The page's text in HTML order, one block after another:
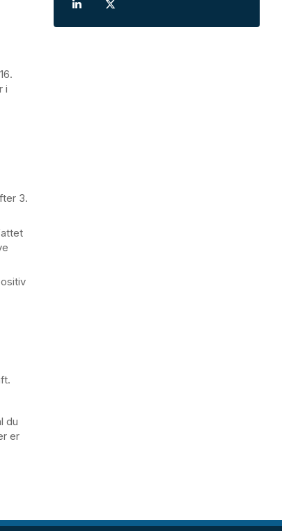
i
3.
du
er